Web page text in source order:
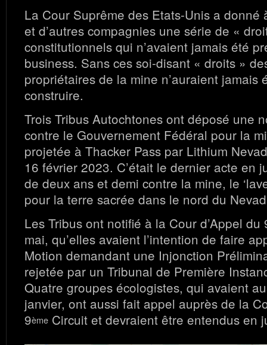
La Cour Suprême des Etats-Unis a donné
et d’autres compagnies une série de «
constitutionnels qui n’avaient jamais été
business. Sans ces soi-disant « droits »
propriétaires de la mine n’auraient jamais
construire.
Trois Tribus Autochtones ont déposé une
contre le Gouvernement Fédéral pour la
projetée à Thacker Pass par Lithium
16 février 2023. C’était le dernier acte en
de deux ans et demi contre la mine, le
pour la terre sacrée dans le nord du
Les Tribus ont notifié à la Cour d’Appel du
mai, qu’elles avaient l’intention de faire
Motion demandant une Injonction
rejetée par un Tribunal de Première
Quatre groupes écologistes, qui avaient
janvier, ont aussi fait appel auprès de la
9ème Circuit et devraient être entendus en